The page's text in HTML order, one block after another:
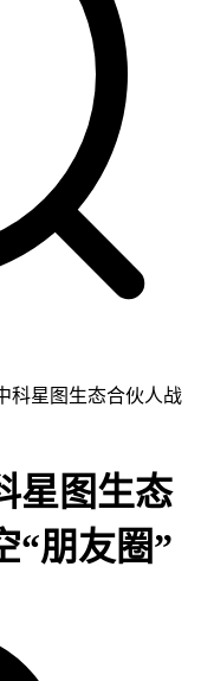
科星图生态合伙人战
星图生态
“朋友圈”